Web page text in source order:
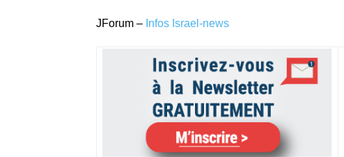
JForum ‒ Infos Israel-news